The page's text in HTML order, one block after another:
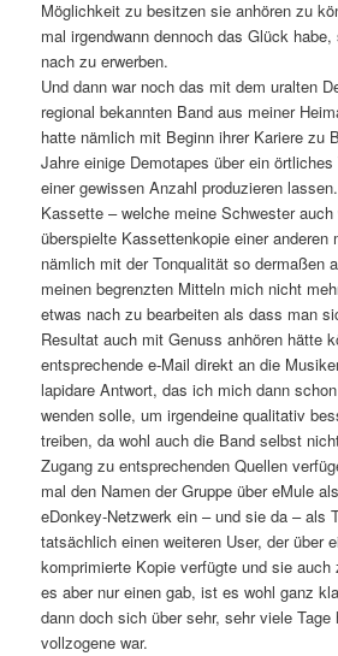
Möglichkeit zu besitzen sie anhören zu
mal irgendwann dennoch das Glück
nach zu erwerben.
Und dann war noch das mit dem uralten
regional bekannten Band aus meiner
hatte nämlich mit Beginn ihrer Kariere zu
Jahre einige Demotapes über ein
einer gewissen Anzahl produzieren
Kassette – welche meine Schwester
überspielte Kassettenkopie einer anderen
nämlich mit der Tonqualität so dermaßen
meinen begrenzten Mitteln mich nicht
etwas nach zu bearbeiten als dass man
Resultat auch mit Genuss anhören hätte
entsprechende e-Mail direkt an die
lapidare Antwort, das ich mich dann
wenden solle, um irgendeine qualitativ
treiben, da wohl auch die Band selbst
Zugang zu entsprechenden Quellen
mal den Namen der Gruppe über eMule
eDonkey-Netzwerk ein – und sie da – als
tatsächlich einen weiteren User, der über
komprimierte Kopie verfügte und sie
es aber nur einen gab, ist es wohl ganz
dann doch sich über sehr, sehr viele
vollzogene war.